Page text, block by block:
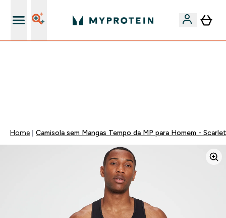
Home Camisola sem Mangas Tempo da MP para Homem - Scarlet